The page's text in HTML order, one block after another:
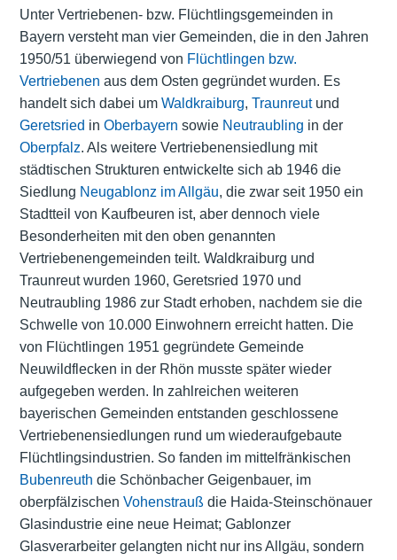
Unter Vertriebenen- bzw. Flüchtlingsgemeinden in
Bayern versteht man vier Gemeinden, die in den Jahren
1950/51 überwiegend von Flüchtlingen bzw.
Vertriebenen aus dem Osten gegründet wurden. Es
handelt sich dabei um Waldkraiburg, Traunreutund
Geretsried in Oberbayern sowie Neutraubling in der
Oberpfalz. Als weitere Vertriebenensiedlung mit
städtischen Strukturen entwickelte sich ab 1946 die
Siedlung Neugablonz im Allgäu, die zwar seit 1950 ein
Stadtteil von Kaufbeuren ist, aber dennoch viele
Besonderheiten mit den oben genannten
Vertriebenengemeinden teilt. Waldkraiburg und
Traunreut wurden 1960, Geretsried 1970 und
Neutraubling 1986 zur Stadt erhoben, nachdem sie die
Schwelle von 10.000 Einwohnern erreicht hatten. Die
von Flüchtlingen 1951 gegründete Gemeinde
Neuwildflecken in der Rhön musste später wieder
aufgegeben werden. In zahlreichen weiteren
bayerischen Gemeinden entstanden geschlossene
Vertriebenensiedlungen rund um wiederaufgebaute
Flüchtlingsindustrien. So fanden im mittelfränkischen
Bubenreuth die Schönbacher Geigenbauer, im
oberpfälzischen Vohenstrauß die Haida-Steinschönauer
Glasindustrie eine neue Heimat; Gablonzer
Glasverarbeiter gelangten nicht nur ins Allgäu, sondern